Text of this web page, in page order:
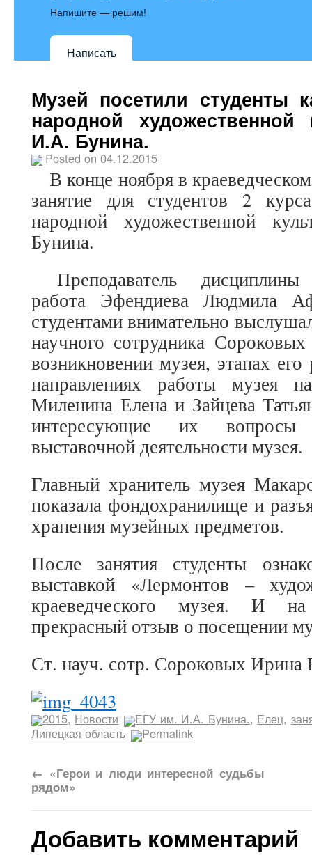
Напишите — решим!
Написать
Музей посетили студенты
народной
И.А. Бунина.
Posted on 04.12.2015
В конце ноября в
занятие для студентов 2
народной художественной
Бунина.
Преподаватель дисциплины
работа Эфендиева Людмила
студентами внимательно
научного сотрудника
возникновении музея, этапах
направлениях работы музея
Миленина Елена и Зайцева
интересующие их вопросы
выставочной деятельности музея.
Главный хранитель музея
показала фондохранилище и
хранения музейных предметов.
После занятия студенты
выставкой «Лермонтов –
краеведческого музея. И
прекрасный отзыв о посещении
Ст. науч. сотр. Сороковых Ирина
2015, Новости ЕГУ им. И.А. Бунина., Елец,
Липецкая область
Permalink
← «Герои и люди интересной судьбы
рядом»
Добавить комментарий